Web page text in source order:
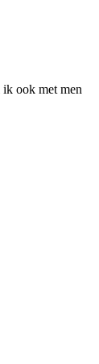
ook met men